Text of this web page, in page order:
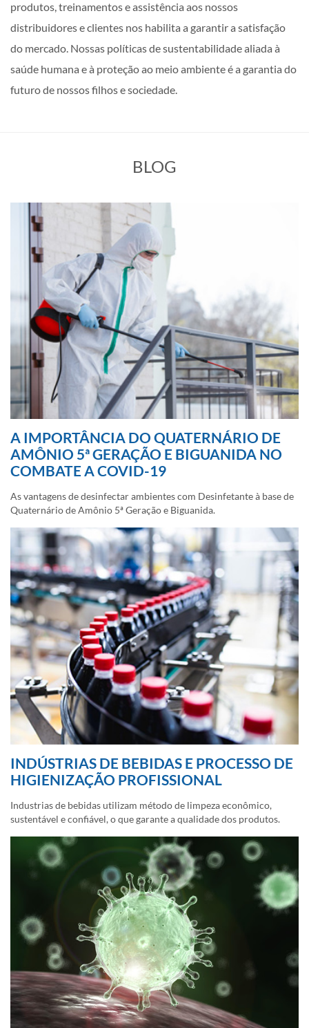
produtos, treinamentos e assistência aos nossos
distribuidores e clientes nos habilita a garantir a satisfação
do mercado. Nossas políticas de sustentabilidade aliada à
saúde humana e à proteção ao meio ambiente é a garantia do
futuro de nossos filhos e sociedade.
BLOG
A IMPORTÂNCIA DO QUATERNÁRIO DE
AMÔNIO 5ª GERAÇÃO E BIGUANIDA NO
COMBATE A COVID-19
As vantagens de desinfectar ambientes com Desinfetante à base de
Quaternário de Amônio 5ª Geração e Biguanida.
INDÚSTRIAS DE BEBIDAS E PROCESSO DE
HIGIENIZAÇÃO PROFISSIONAL
Industrias de bebidas utilizam método de limpeza econômico,
sustentável e confiável, o que garante a qualidade dos produtos.